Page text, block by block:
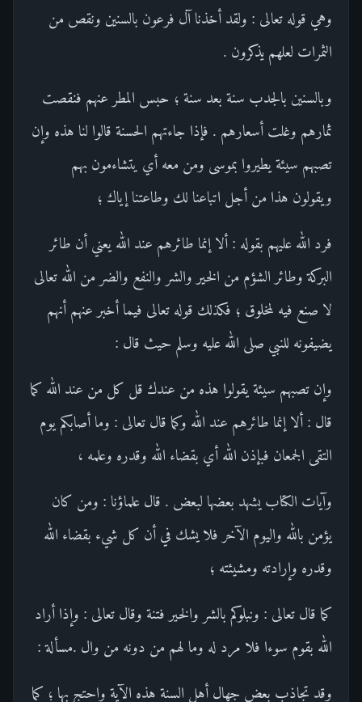
وهي قوله تعالى : ولقد أخذنا آل فرعون بالسنين ونقص من
الثمرات لعلهم يذكرون .
وبالسنين بالجدب سنة بعد سنة ؛ حبس المطر عنهم فنقصت
ثمارهم وغلت أسعارهم . فإذا جاءتهم الحسنة قالوا لنا هذه وإن
تصبهم سيئة يطيروا بموسى ومن معه أي يتشاءمون بهم
ويقولون هذا من أجل اتباعنا لك وطاعتنا إياك ؛
فرد الله عليهم بقوله : ألا إنما طائرهم عند الله يعني أن طائر
البركة وطائر الشؤم من الخير والشر والنفع والضر من الله تعالى
لا صنع فيه لمخلوق ؛ فكذلك قوله تعالى فيما أخبر عنهم أنهم
يضيفونه للنبي صلى الله عليه وسلم حيث قال :
وإن تصبهم سيئة يقولوا هذه من عندك قل كل من عند الله كما
قال : ألا إنما طائرهم عند الله وكما قال تعالى : وما أصابكم يوم
التقى الجمعان فبإذن الله أي بقضاء الله وقدره وعلمه ،
وآيات الكتاب يشهد بعضها لبعض . قال علماؤنا : ومن كان
يؤمن بالله واليوم الآخر فلا يشك في أن كل شيء بقضاء الله
وقدره وإرادته ومشيئته ؛
كما قال تعالى : ونبلوكم بالشر والخير فتنة وقال تعالى : وإذا أراد
الله بقوم سوءا فلا مرد له وما لهم من دونه من وال .مسألة :
وقد تجاذب بعض جهال أهل السنة هذه الآية واحتج بها ؛ كما